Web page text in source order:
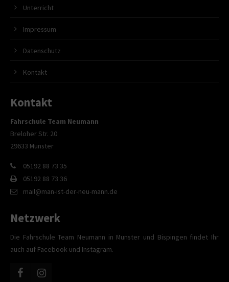
Unterricht
Impressum
Datenschutz
Kontakt
Kontakt
Fahrschule Team Neumann
Breloher Str. 20
29633 Munster
05192 88 73 35
05192 88 73 36
mail@man-ist-der-neu-mann.de
Netzwerk
Die Fahrschule Team Neumann in Munster und Bispingen findet Ihr
auch auf Facebook und Instagram.